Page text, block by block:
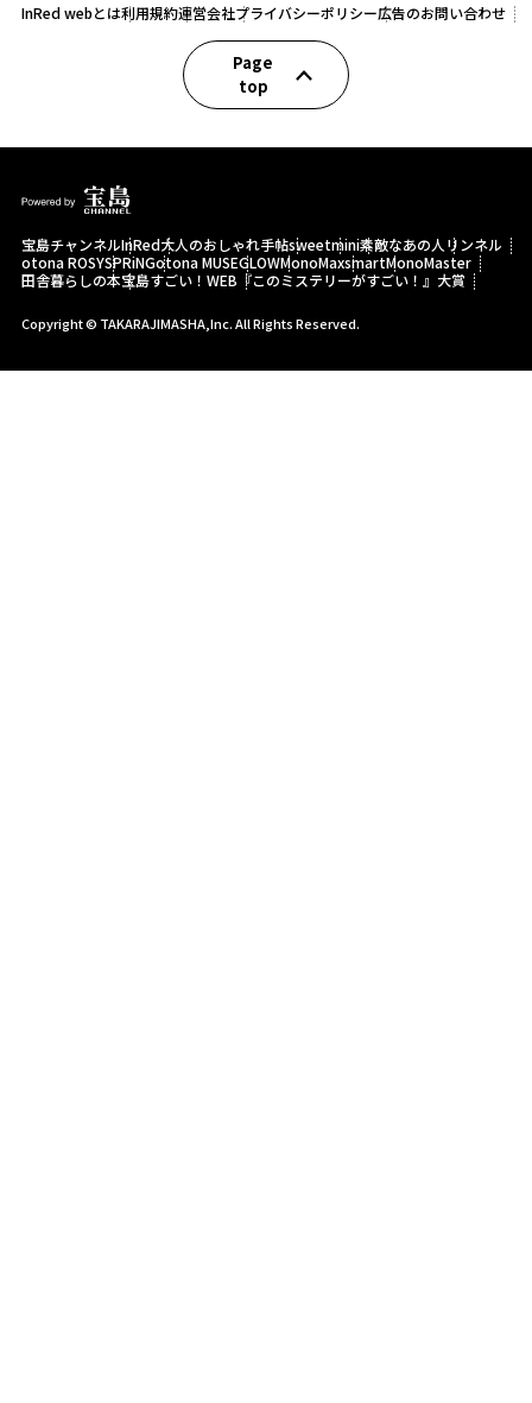
InRed webとは利用規約運営会社プライバシーポリシー広告のお問い合わせ
Page
top
宝島チャンネルInRed大人のおしゃれ手帖sweetmini素敵なあの人 リンネル
otona ROSYSPRiNGotona MUSEGLOWMonoMaxsmartMonoMaster
田舎暮らしの本宝島すごい！WEB 『このミステリーがすごい！』大賞
Copyright © TAKARAJIMASHA,Inc. All Rights Reserved.